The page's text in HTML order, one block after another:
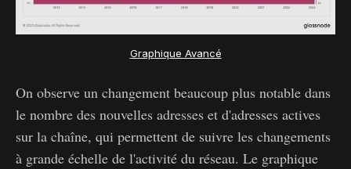
Graphique Avancé
On observe un changement beaucoup plus notable dans
le nombre des nouvelles adresses et d'adresses actives
sur la chaîne, qui permettent de suivre les changements
à grande échelle de l'activité du réseau. Le graphique